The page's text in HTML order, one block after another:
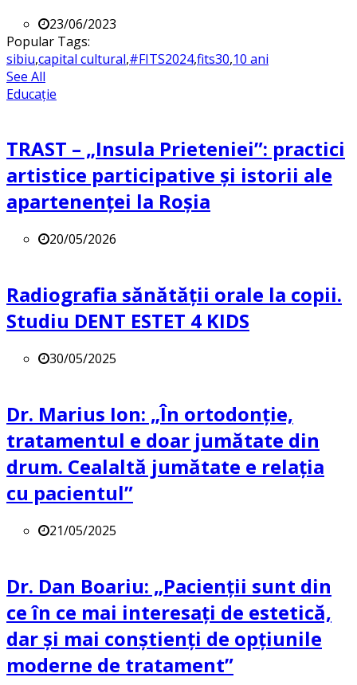
23/06/2023
Popular Tags:
sibiu,capital cultural,#FITS2024,fits30,10 ani
See All
Educație
TRAST – „Insula Prieteniei”: practici
artistice participative și istorii ale
apartenenței la Roșia
20/05/2026
Radiografia sănătății orale la copii.
Studiu DENT ESTET 4 KIDS
30/05/2025
Dr. Marius Ion: „În ortodonție,
tratamentul e doar jumătate din
drum. Cealaltă jumătate e relația
cu pacientul”
21/05/2025
Dr. Dan Boariu: „Pacienții sunt din
ce în ce mai interesați de estetică,
dar și mai conștienți de opțiunile
moderne de tratament”